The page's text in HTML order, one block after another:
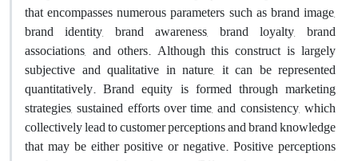
that encompasses numerous parameters such as brand image,
brand identity, brand awareness, brand loyalty, brand
associations, and others. Although this construct is largely
subjective and qualitative in nature, it can be represented
quantitatively. Brand equity is formed through marketing
strategies, sustained efforts over time, and consistency, which
collectively lead to customer perceptions and brand knowledge
that may be either positive or negative. Positive perceptions